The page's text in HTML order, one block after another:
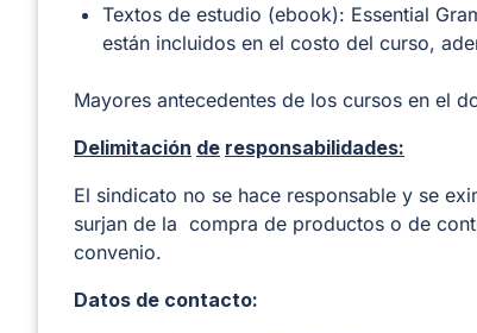
Textos de estudio (ebook): Essential
están incluidos en el costo del curso,
Mayores antecedentes de los cursos en el
Delimitación de responsabilidades:
El sindicato no se hace responsable y se
surjan de la compra de productos o de
convenio.
Datos de contacto: